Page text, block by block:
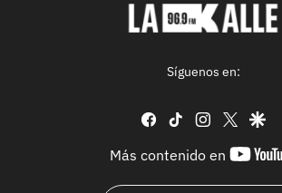
Síguenos en:
facebook
tiktok instagram
twitter
Más contenido en